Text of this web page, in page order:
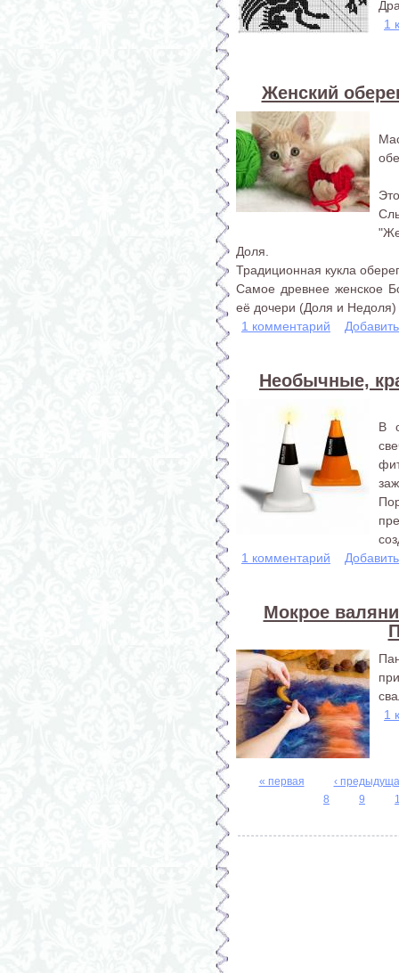
1
Женский
Доля.
Традиционная кукла
Самое древнее женское
её дочери (Доля и Недоля)
1 комментарий
Необычные,
В
1 комментарий
Мокрое
1
Страницы
« первая
‹
8
9